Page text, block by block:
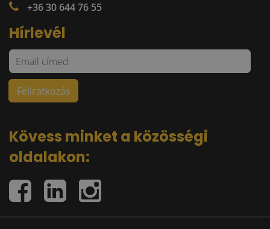
+36 30 644 76 55
Hírlevél
Kövess minket a közösségi
oldalakon: